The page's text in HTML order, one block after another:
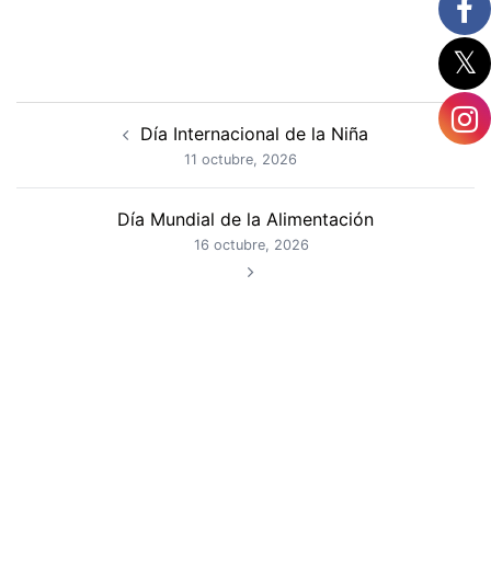
Día Internacional de la Niña
11 octubre, 2026
Día Mundial de la Alimentación
16 octubre, 2026